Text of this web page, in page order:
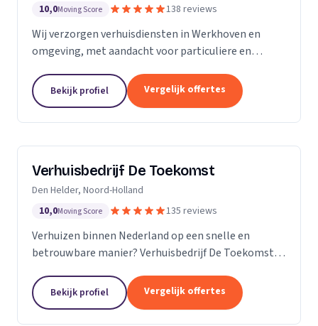
10,0Moving Score 138 reviews
Wij verzorgen verhuisdiensten in Werkhoven en
omgeving, met aandacht voor particuliere en
Bekijk profiel Vergelijk offertes
Verhuisbedrijf De Toekomst
Den Helder, Noord-Holland
10,0Moving Score 135 reviews
Verhuizen binnen Nederland op een snelle en
betrouwbare manier? Verhuisbedrijf De Toekomst
worden naar de nieuwe locatie. En dat 24/7! Want of
u...
Bekijk profiel Vergelijk offertes